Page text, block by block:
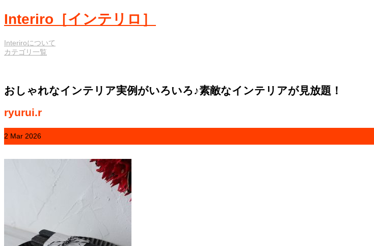
Interiro［インテリロ］
Interiroについて
カテゴリ一覧
おしゃれなインテリア実例がいろいろ♪素敵なインテリアが見放題！
ryurui.r
2 Mar 2026